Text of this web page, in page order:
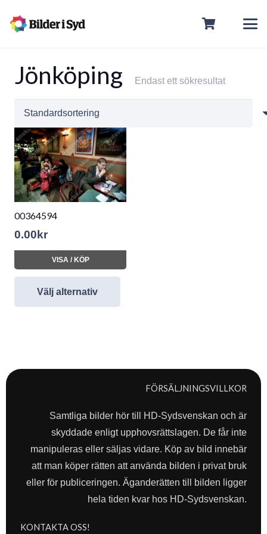
Jönköping Endast ett sökresultat
00364594
0.00kr
VISA / KÖP
Välj alternativ
FÖRSÄLJNINGSVILLKOR
Samtliga bilder hör till HD-Sydsvenskan och är
skyddade enligt upphovsrättslagen. De får inte
manipuleras eller säljas vidare. Köp av bild innebär
att man köper rätten att använda bilden i privat bruk
eller för publiceringen. Äganderätten till bilden ligger
hela tiden kvar hos HD-Sydsvenskan.
KONTAKTA OSS!